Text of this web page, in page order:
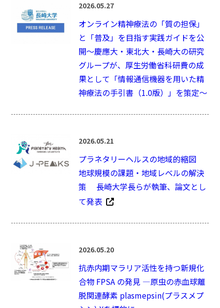
2026.05.27
オンライン精神療法の「質の担保」
と「普及」を目指す実践ガイドを公
開～慶應大・東北大・長崎大の研究
グループが、厚生労働省科研費の成
果として「情報通信機器を用いた精
神療法の手引書（1.0版）」を策定～
2026.05.21
プラネタリーヘルスの地域的縮図
地球規模の課題・地域レベルの解決
策 長崎大学長らが執筆、論文とし
て発表
2026.05.20
抗赤内期マラリア活性を持つ新規化
合物 FPSA の発見 ―原虫の赤血球離
脱関連酵素 plasmepsin(プラスメプ